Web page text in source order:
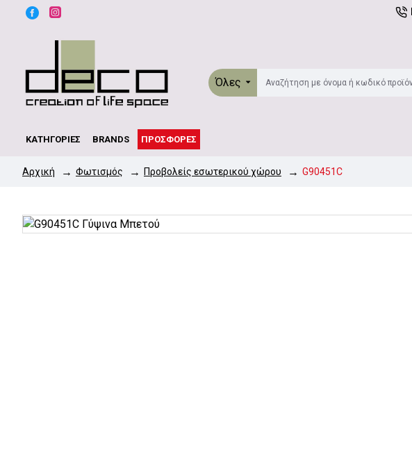
Όλες
ΚΑΤΗΓΟΡΊΕΣ BRANDS ΠΡΟΣΦΟΡΈΣ
Αρχική Φωτισμός Προβολείς εσωτερικού χώρου G90451C